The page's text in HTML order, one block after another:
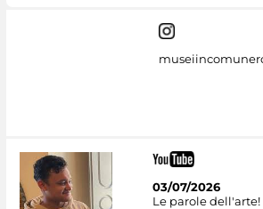
03/07/2026
Le parole dell'arte!